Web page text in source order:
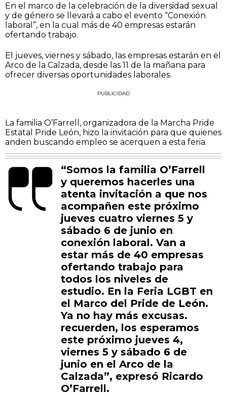
En el marco de la celebración de la diversidad sexual
y de género se llevará a cabo el evento “Conexión
laboral”, en la cual más de 40 empresas estarán
ofertando trabajo.
El jueves, viernes y sábado, las empresas estarán en el
Arco de la Calzada, desde las 11 de la mañana para
ofrecer diversas oportunidades laborales.
PUBLICIDAD
La familia O’Farrell, organizadora de la Marcha Pride
Estatal Pride León, hizo la invitación para que quienes
anden buscando empleo se acerquen a esta feria.
“Somos la familia O’Farrell
y queremos hacerles una
atenta invitación a que nos
acompañen este próximo
jueves cuatro viernes 5 y
sábado 6 de junio en
conexión laboral. Van a
estar más de 40 empresas
ofertando trabajo para
todos los niveles de
estudio. En la Feria LGBT en
el Marco del Pride de León.
Ya no hay más excusas.
recuerden, los esperamos
este próximo jueves 4,
viernes 5 y sábado 6 de
junio en el Arco de la
Calzada”, expresó Ricardo
O’Farrell.